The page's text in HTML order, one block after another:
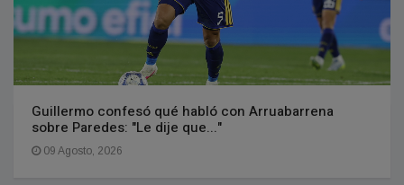
Guillermo confesó qué habló con Arruabarrena
sobre Paredes: "Le dije que..."
09 Agosto, 2026